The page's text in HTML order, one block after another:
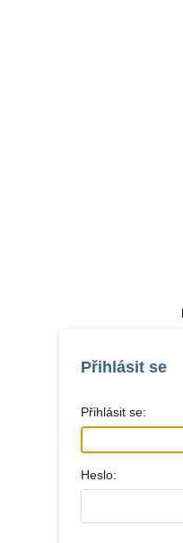
Přihlásit se
Přihlásit se:
Heslo: